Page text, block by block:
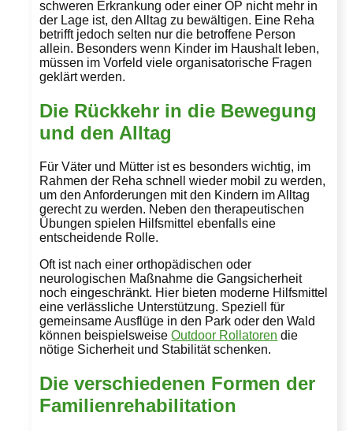
schweren Erkrankung oder einer OP nicht mehr in
der Lage ist, den Alltag zu bewältigen. Eine Reha
betrifft jedoch selten nur die betroffene Person
allein. Besonders wenn Kinder im Haushalt leben,
müssen im Vorfeld viele organisatorische Fragen
geklärt werden.
Die Rückkehr in die Bewegung
und den Alltag
Für Väter und Mütter ist es besonders wichtig, im
Rahmen der Reha schnell wieder mobil zu werden,
um den Anforderungen mit den Kindern im Alltag
gerecht zu werden. Neben den therapeutischen
Übungen spielen Hilfsmittel ebenfalls eine
entscheidende Rolle.
Oft ist nach einer orthopädischen oder
neurologischen Maßnahme die Gangsicherheit
noch eingeschränkt. Hier bieten moderne Hilfsmittel
eine verlässliche Unterstützung. Speziell für
gemeinsame Ausflüge in den Park oder den Wald
können beispielsweiseOutdoor Rollatoren die
nötige Sicherheit und Stabilität schenken.
Die verschiedenen Formen der
Familienrehabilitation